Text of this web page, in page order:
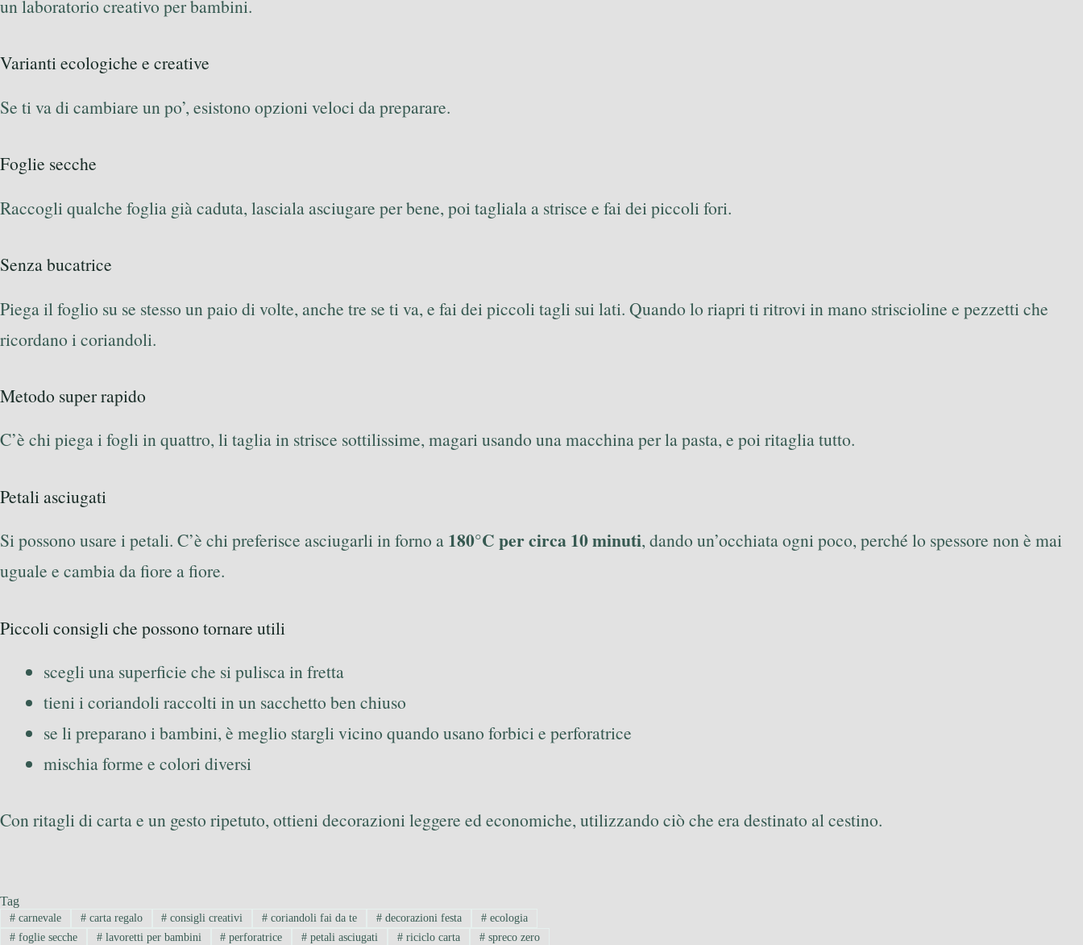
un laboratorio creativo per bambini.
Varianti ecologiche e creative
Se ti va di cambiare un po’, esistono opzioni veloci da preparare.
Foglie secche
Raccogli qualche foglia già caduta, lasciala asciugare per bene, poi tagliala a strisce e fai dei piccoli fori.
Senza bucatrice
Piega il foglio su se stesso un paio di volte, anche tre se ti va, e fai dei piccoli tagli sui lati. Quando lo riapri ti ritrovi in mano striscioline e pezzetti che
ricordano i coriandoli.
Metodo super rapido
C’è chi piega i fogli in quattro, li taglia in strisce sottilissime, magari usando una macchina per la pasta, e poi ritaglia tutto.
Petali asciugati
Si possono usare i petali. C’è chi preferisce asciugarli in forno a 180°C per circa 10 minuti, dando un’occhiata ogni poco, perché lo spessore non è mai
uguale e cambia da fiore a fiore.
Piccoli consigli che possono tornare utili
scegli una superficie che si pulisca in fretta
tieni i coriandoli raccolti in un sacchetto ben chiuso
se li preparano i bambini, è meglio stargli vicino quando usano forbici e perforatrice
mischia forme e colori diversi
Con ritagli di carta e un gesto ripetuto, ottieni decorazioni leggere ed economiche, utilizzando ciò che era destinato al cestino.
Tag
#carnevale #carta regalo # consigli creativi # coriandoli fai da te # decorazioni festa #ecologia
#foglie secche #lavoretti per bambini # perforatrice # petali asciugati # riciclo carta #spreco zero